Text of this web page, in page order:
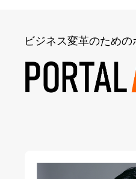
ビジネス変革のため